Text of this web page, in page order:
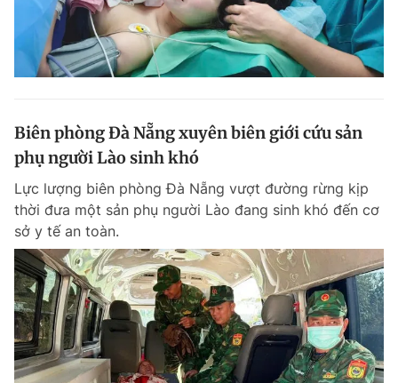
Biên phòng Đà Nẵng xuyên biên giới cứu sản
phụ người Lào sinh khó
Lực lượng biên phòng Đà Nẵng vượt đường rừng kịp
thời đưa một sản phụ người Lào đang sinh khó đến cơ
sở y tế an toàn.